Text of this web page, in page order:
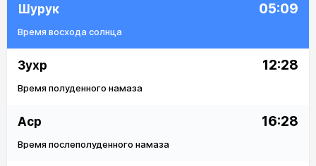
Шурук 05:09
Время восхода солнца
Зухр 12:28
Время полуденного намаза
Аср 16:28
Время послеполуденного намаза